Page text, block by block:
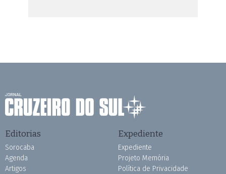
Editorias
Sorocaba
Agenda
Artigos
Expediente
Expediente
Projeto Memória
Política de Privacidade